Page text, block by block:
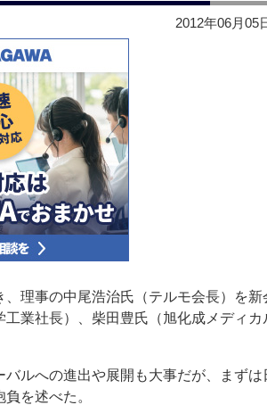
2012年06月05
理事の中尾浩治氏（テルモ会長）を新
業社長）、柴田豊氏（旭化成メディカ
ルへの進出や展開も大事だが、まずは
を述べた。